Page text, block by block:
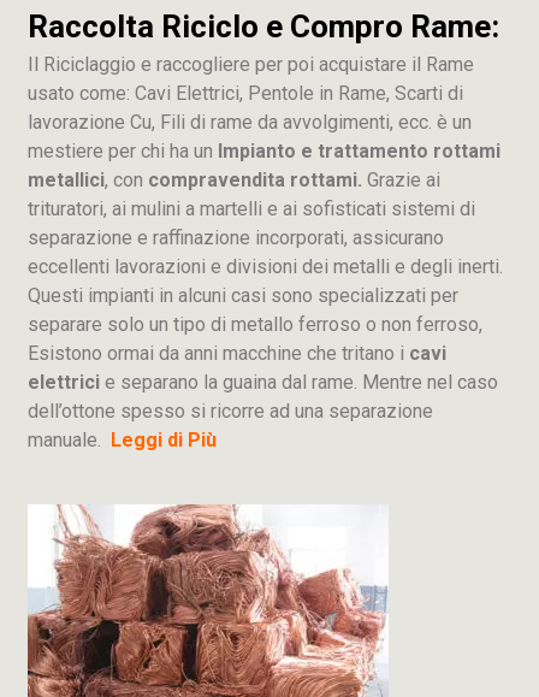
Raccolta Riciclo e Compro Rame:
Il Riciclaggio e raccogliere per poi acquistare il Rame
usato come: Cavi Elettrici, Pentole in Rame, Scarti di
lavorazione Cu, Fili di rame da avvolgimenti, ecc. è un
mestiere per chi ha un Impianto e trattamento rottami
metallici, con compravendita rottami. Grazie ai
trituratori, ai mulini a martelli e ai sofisticati sistemi di
separazione e raffinazione incorporati, assicurano
eccellenti lavorazioni e divisioni dei metalli e degli inerti.
Questi impianti in alcuni casi sono specializzati per
separare solo un tipo di metallo ferroso o non ferroso,
Esistono ormai da anni macchine che tritano i cavi
elettrici e separano la guaina dal rame. Mentre nel caso
dell’ottone spesso si ricorre ad una separazione
manuale. Leggi di Più